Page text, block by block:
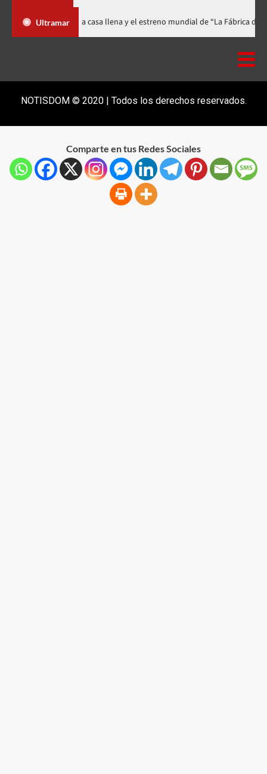
Ultramar
celebra 15 años con una gala a casa llena y el estreno mundial de
NOTISDOM © 2020 | Todos los derechos reservados.
Comparte en tus Redes Sociales